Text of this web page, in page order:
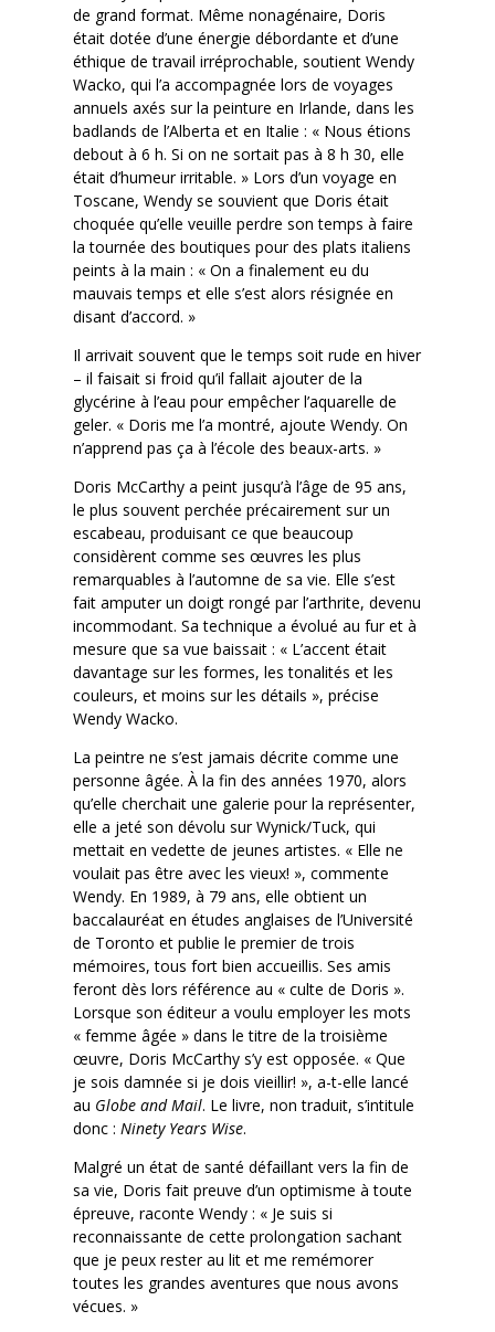
de grand format. Même nonagénaire, Doris
était dotée d’une énergie débordante et d’une
éthique de travail irréprochable, soutient Wendy
Wacko, qui l’a accompagnée lors de voyages
annuels axés sur la peinture en Irlande, dans les
badlands de l’Alberta et en Italie : « Nous étions
debout à 6 h. Si on ne sortait pas à 8 h 30, elle
était d’humeur irritable. » Lors d’un voyage en
Toscane, Wendy se souvient que Doris était
choquée qu’elle veuille perdre son temps à faire
la tournée des boutiques pour des plats italiens
peints à la main : « On a finalement eu du
mauvais temps et elle s’est alors résignée en
disant d’accord. »
Il arrivait souvent que le temps soit rude en hiver
– il faisait si froid qu’il fallait ajouter de la
glycérine à l’eau pour empêcher l’aquarelle de
geler. « Doris me l’a montré, ajoute Wendy. On
n’apprend pas ça à l’école des beaux-arts. »
Doris McCarthy a peint jusqu’à l’âge de 95 ans,
le plus souvent perchée précairement sur un
escabeau, produisant ce que beaucoup
considèrent comme ses œuvres les plus
remarquables à l’automne de sa vie. Elle s’est
fait amputer un doigt rongé par l’arthrite, devenu
incommodant. Sa technique a évolué au fur et à
mesure que sa vue baissait : « L’accent était
davantage sur les formes, les tonalités et les
couleurs, et moins sur les détails », précise
Wendy Wacko.
La peintre ne s’est jamais décrite comme une
personne âgée. À la fin des années 1970, alors
qu’elle cherchait une galerie pour la représenter,
elle a jeté son dévolu sur Wynick/Tuck, qui
mettait en vedette de jeunes artistes. « Elle ne
voulait pas être avec les vieux! », commente
Wendy. En 1989, à 79 ans, elle obtient un
baccalauréat en études anglaises de l’Université
de Toronto et publie le premier de trois
mémoires, tous fort bien accueillis. Ses amis
feront dès lors référence au « culte de Doris ».
Lorsque son éditeur a voulu employer les mots
« femme âgée » dans le titre de la troisième
œuvre, Doris McCarthy s’y est opposée. « Que
je sois damnée si je dois vieillir! », a-t-elle lancé
au Globe and Mail. Le livre, non traduit, s’intitule
donc :Ninety Years Wise.
Malgré un état de santé défaillant vers la fin de
sa vie, Doris fait preuve d’un optimisme à toute
épreuve, raconte Wendy : « Je suis si
reconnaissante de cette prolongation sachant
que je peux rester au lit et me remémorer
toutes les grandes aventures que nous avons
vécues. »